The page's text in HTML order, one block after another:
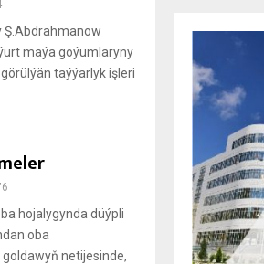
Ş.Abdrahmanow
maýa goýumlaryny
taýýarlyk işleri
hojalygynda düýpli
oba
netijesinde,